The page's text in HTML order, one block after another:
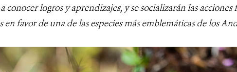
conocer logros y aprendizajes, y se socializarán las
favor de una de las especies más emblemáticas de los